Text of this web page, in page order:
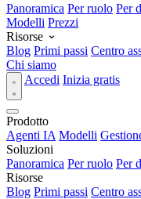
Panoramica Per ruolo Per
Modelli Prezzi
Risorse
Blog Primi passi Centro
Chi siamo
Accedi Inizia gratis
Prodotto
Agenti IA Modelli
Soluzioni
Panoramica Per ruolo Per
Risorse
Blog Primi passi Centro